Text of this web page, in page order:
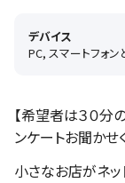
デバイス
PC, スマートフォン
【希望者は３０分
ンケートお聞かせ
小さなお店がネ